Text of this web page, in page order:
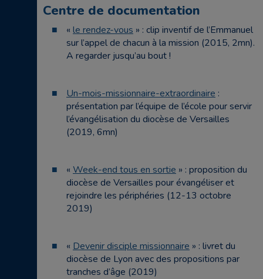
Centre de documentation
« le rendez-vous » : clip inventif de l’Emmanuel
sur l’appel de chacun à la mission (2015, 2mn).
A regarder jusqu’au bout !
Un-mois-missionnaire-extraordinaire :
présentation par l’équipe de l’école pour servir
l’évangélisation du diocèse de Versailles
(2019, 6mn)
« Week-end tous en sortie » : proposition du
diocèse de Versailles pour évangéliser et
rejoindre les périphéries (12-13 octobre
2019)
« Devenir disciple missionnaire » : livret du
diocèse de Lyon avec des propositions par
tranches d’âge (2019)